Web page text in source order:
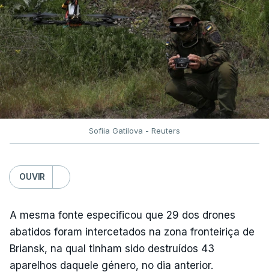
Sofiia Gatilova - Reuters
OUVIR
A mesma fonte especificou que 29 dos drones
abatidos foram intercetados na zona fronteiriça de
Briansk, na qual tinham sido destruídos 43
aparelhos daquele género, no dia anterior.